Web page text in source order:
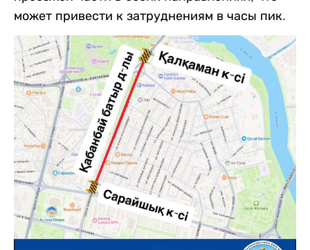
может привести к затруднениям в часы пик.